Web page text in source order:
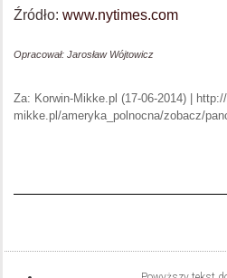
Źródło: www.nytimes.com
Opracował: Jarosław Wójtowicz
Za: Korwin-Mikke.pl (17-06-2014) |
mikke.pl/ameryka_polnocna/zobacz/